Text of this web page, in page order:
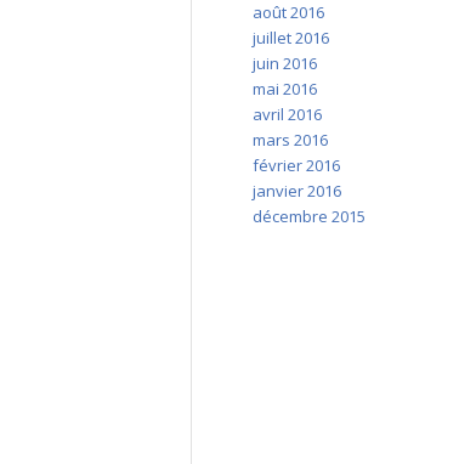
août 2016
juillet 2016
juin 2016
mai 2016
avril 2016
mars 2016
février 2016
janvier 2016
décembre 2015